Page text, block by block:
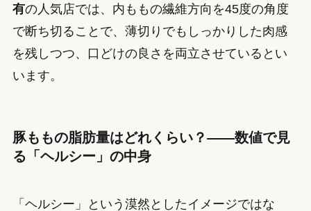
有の人気店では、内ももの繊維方向を45度の角度
で断ち切ることで、薄切りでもしっかりした肉感
を残しつつ、口どけの良さを両立させているとい
います。
豚ももの脂肪量はどれくらい？——数値で見
る「ヘルシー」の中身
「ヘルシー」という漠然としたイメージではな